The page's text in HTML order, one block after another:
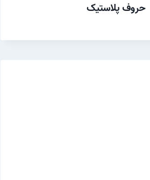
حروف پلاستیک